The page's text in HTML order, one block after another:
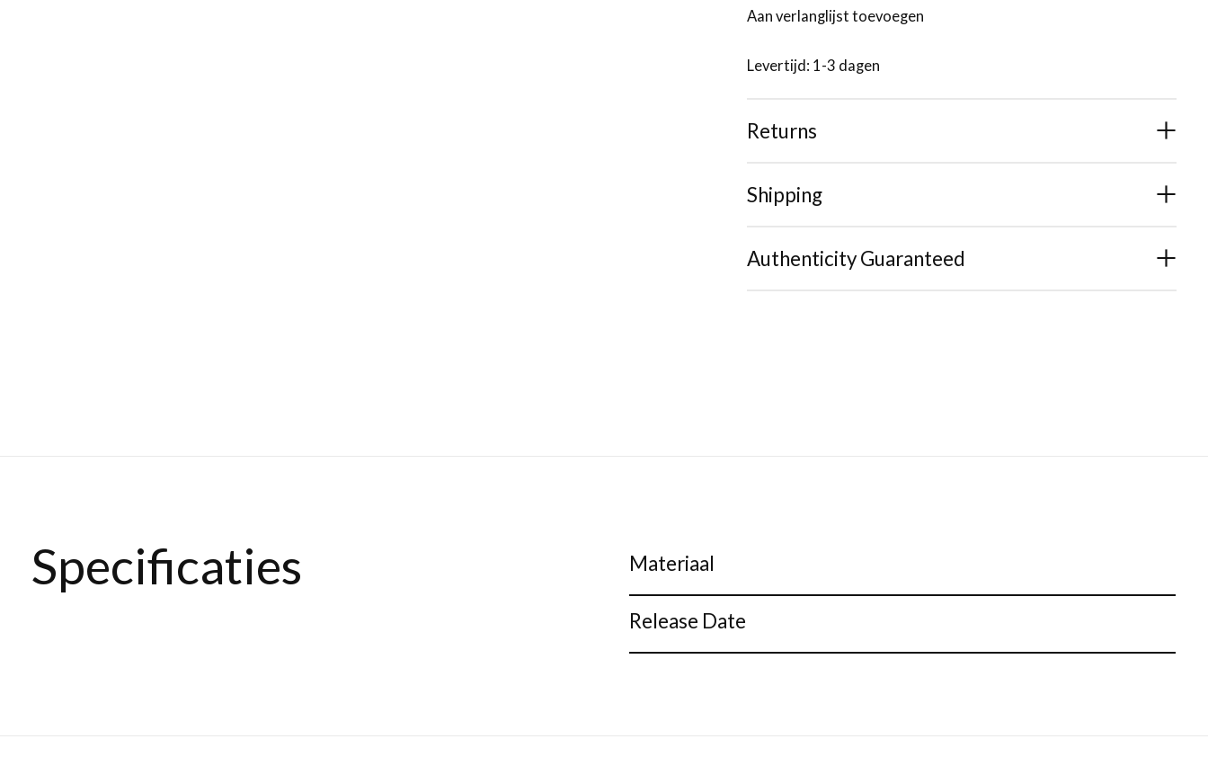
Aan verlanglijst toevoegen
Levertijd: 1-3 dagen
Returns
Shipping
Authenticity Guaranteed
Specificaties Materiaal
Release Date